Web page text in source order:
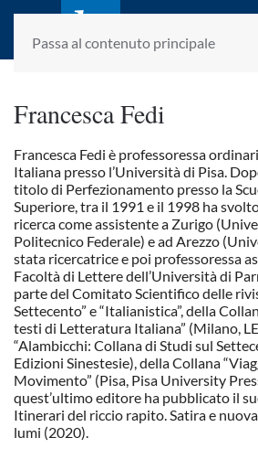
Passa al contenuto principale
fondato da Romano
Francesca Fedi
Francesca Fedi è professoressa
Italiana presso l’Università di Pisa.
titolo di Perfezionamento presso la
Superiore, tra il 1991 e il 1998 ha
ricerca come assistente a Zurigo
Politecnico Federale) e ad Arezzo
stata ricercatrice e poi professoressa
Facoltà di Lettere dell’Università di
parte del Comitato Scientifico delle
Settecento” e “Italianistica”, della
testi di Letteratura Italiana” (Milano,
“Alambicchi: Collana di Studi sul
Edizioni Sinestesie), della Collana
Movimento” (Pisa, Pisa University
quest’ultimo editore ha pubblicato il
Itinerari del riccio rapito. Satira e
lumi (2020).